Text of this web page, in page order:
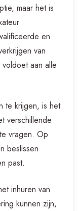
maar het is
en
van
aan alle
te krijgen, is het
verschillende
vragen. Op
beslissen
past.
inhuren van
kunnen zijn,